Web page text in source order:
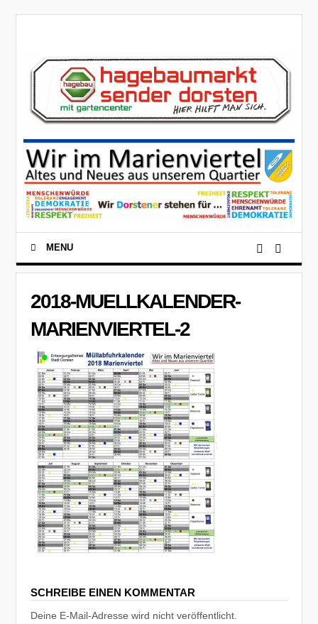
MENU
2018-MUELLKALENDER-
MARIENVIERTEL-2
SCHREIBE EINEN KOMMENTAR
Deine E-Mail-Adresse wird nicht veröffentlicht.